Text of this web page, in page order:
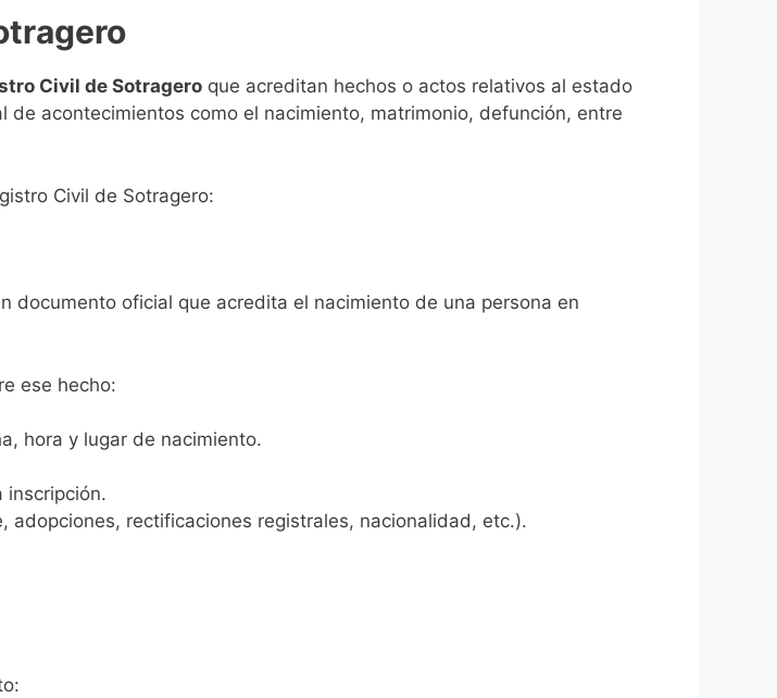
Civil de Sotragero que acreditan hechos o actos relativos al estado
acontecimientos como el nacimiento, matrimonio, defunción, entre
Civil de Sotragero:
documento oficial que acredita el nacimiento de una persona en
ese hecho:
hora y lugar de nacimiento.
inscripción.
rectificaciones registrales, nacionalidad, etc.).